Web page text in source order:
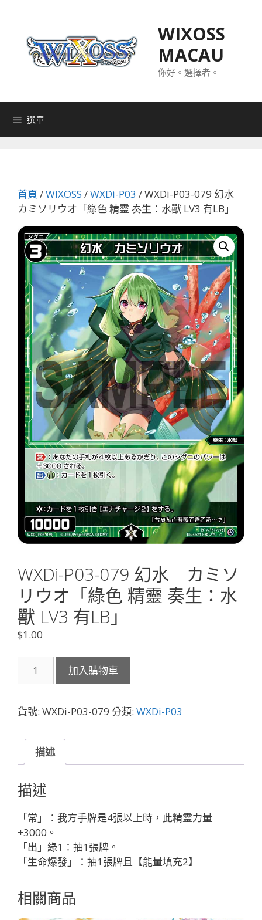
WIXOSS
MACAU
你好。選擇者。
選單
首頁 /WIXOSS /WXDi-P03 / WXDi-P03-079 幻水
カミソリウオ「綠色 精靈 奏生：水獸 LV3 有LB」
WXDi-P03-079 幻水 カミソ
リウオ「綠色 精靈 奏生：水
獸 LV3 有LB」
$1.00
P03-
幻
カ
ソ
リ
ウ
オ
「綠
色
精
生：
加入購物車
貨號: WXDi-P03-079 分類: WXDi-P03
描述
描述
「常」：我方手牌是4張以上時，此精靈力量
+3000。
「出」綠1：抽1張牌。
「生命爆發」：抽1張牌且【能量填充2】
相關商品